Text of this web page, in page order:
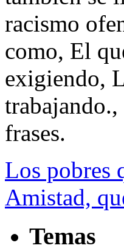
racismo
como, El
exigiendo,
frases.
Los pobres
Amistad,
Temas